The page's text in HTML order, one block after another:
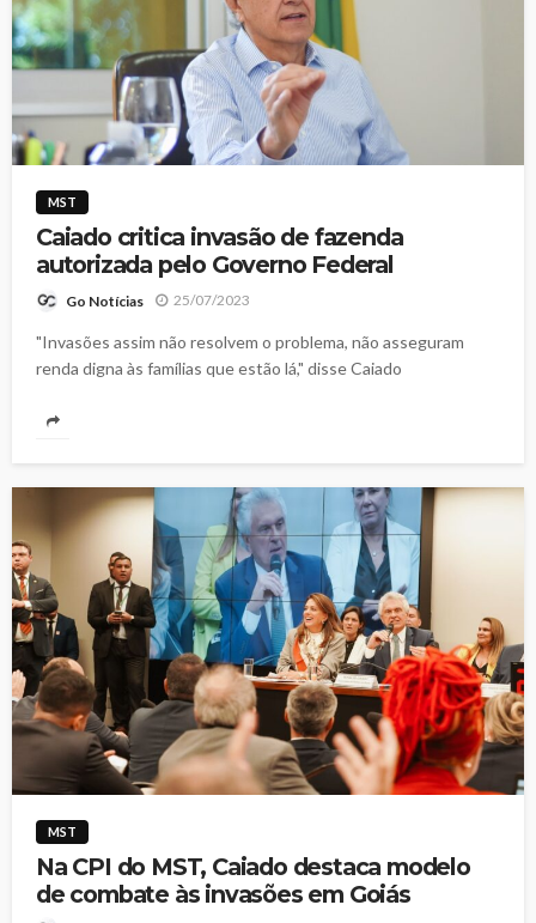
MST
Caiado critica invasão de fazenda
autorizada pelo Governo Federal
Go Notícias 25/07/2023
"Invasões assim não resolvem o problema, não asseguram
renda digna às famílias que estão lá," disse Caiado
MST
Na CPI do MST, Caiado destaca modelo
de combate às invasões em Goiás